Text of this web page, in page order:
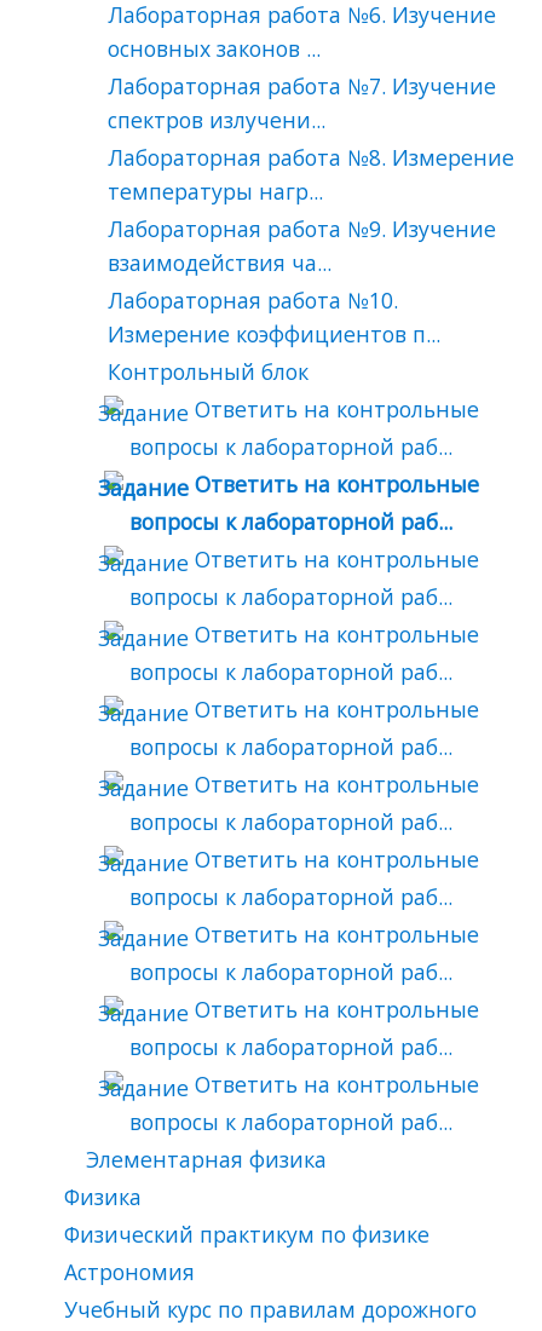
Лабораторная работа №6. Изучение
основных законов ...
Лабораторная работа №7. Изучение
спектров излучени...
Лабораторная работа №8. Измерение
температуры нагр...
Лабораторная работа №9. Изучение
взаимодействия ча...
Лабораторная работа №10.
Измерение коэффициентов п...
Контрольный блок
Ответить на контрольные
вопросы к лабораторной раб...
Ответить на контрольные
вопросы к лабораторной раб...
Ответить на контрольные
вопросы к лабораторной раб...
Ответить на контрольные
вопросы к лабораторной раб...
Ответить на контрольные
вопросы к лабораторной раб...
Ответить на контрольные
вопросы к лабораторной раб...
Ответить на контрольные
вопросы к лабораторной раб...
Ответить на контрольные
вопросы к лабораторной раб...
Ответить на контрольные
вопросы к лабораторной раб...
Ответить на контрольные
вопросы к лабораторной раб...
Элементарная физика
Физика
Физический практикум по физике
Астрономия
Учебный курс по правилам дорожного